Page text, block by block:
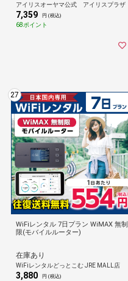
アイリスオーヤマ公式 アイリスプラザ
7,359 円 (税込)
68ポイント
27
WiFiレンタル 7日プラン WiMAX 無制
限(モバイルルーター)
在庫あり
WiFiレンタルどっとこむ JRE MALL店
3,880 円 (税込)